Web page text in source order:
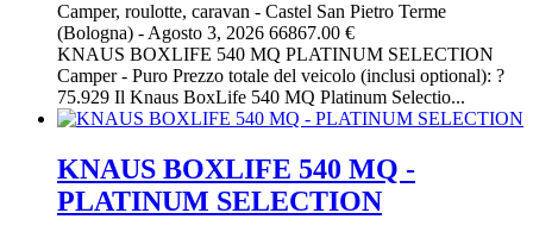
Camper, roulotte, caravan - Castel San Pietro Terme
(Bologna) -Agosto 3, 2026 66867.00 €
KNAUS BOXLIFE 540 MQ PLATINUM SELECTION
Camper - Puro Prezzo totale del veicolo (inclusi optional): ?
75.929 Il Knaus BoxLife 540 MQ Platinum Selectio...
KNAUS BOXLIFE 540 MQ -
PLATINUM SELECTION